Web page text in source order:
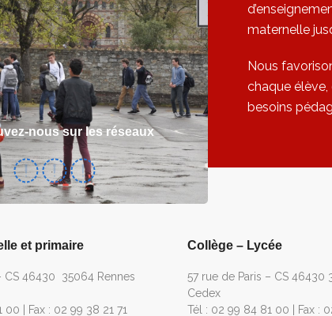
nous sur les réseaux
maternelle
Nous
chaque élève,
besoins
et primaire
CS 46430 35064 Rennes
| Fax : 02 99 38 21 71
Collège – Lycée
57 rue de Paris – CS 46430
Cedex
Tél : 02 99 84 81 00 | Fax :